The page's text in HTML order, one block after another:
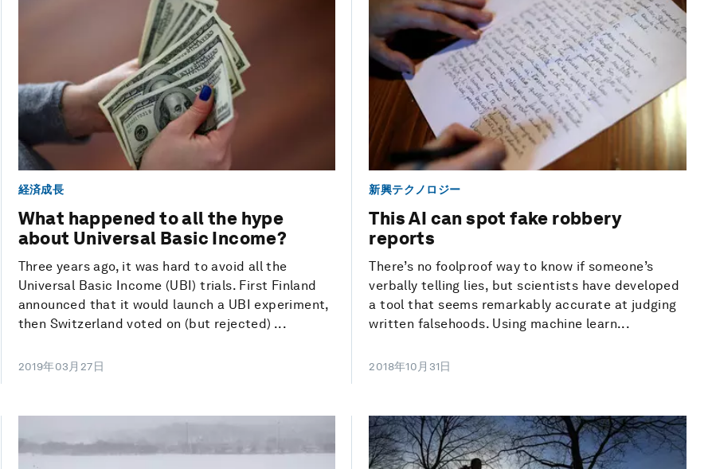
経済成長
What happened to all the hype
about Universal Basic Income?
Three years ago, it was hard to avoid all the
Universal Basic Income (UBI) trials. First Finland
announced that it would launch a UBI experiment,
then Switzerland voted on (but rejected) ...
2019年03月27日
新興テクノロジー
This AI can spot fake robbery
reports
There’s no foolproof way to know if someone’s
verbally telling lies, but scientists have developed
a tool that seems remarkably accurate at judging
written falsehoods. Using machine learn...
2018年10月31日